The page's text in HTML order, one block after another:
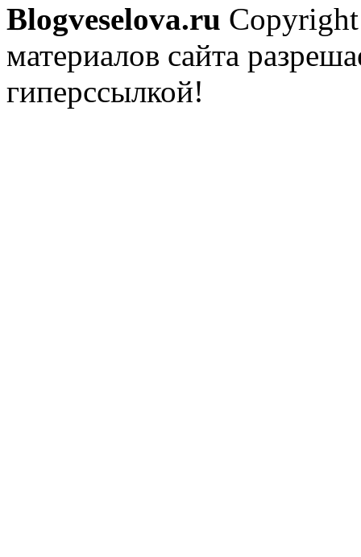
Blogveselova.ru
материалов сайта
гиперссылкой!